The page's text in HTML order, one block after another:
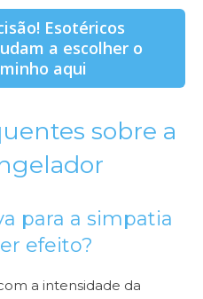
Esotéricos
a escolher o
aqui
sobre a
para a simpatia
efeito?
a intensidade da